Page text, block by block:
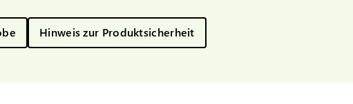
Hinweis zur Produktsicherheit